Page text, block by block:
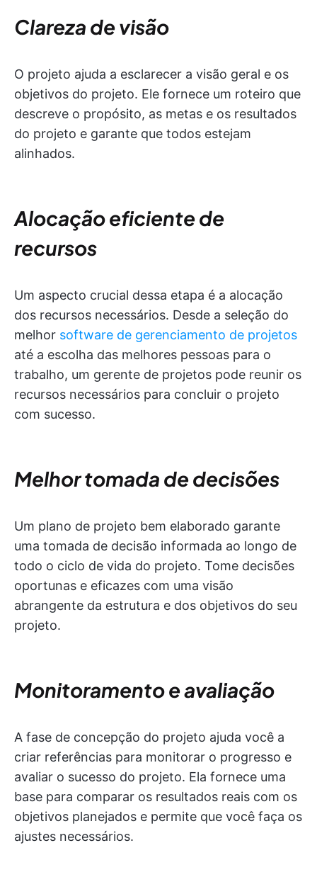
Clareza de visão
O projeto ajuda a esclarecer a visão geral e os
objetivos do projeto. Ele fornece um roteiro que
descreve o propósito, as metas e os resultados
do projeto e garante que todos estejam
alinhados.
Alocação eficiente de
recursos
Um aspecto crucial dessa etapa é a alocação
dos recursos necessários. Desde a seleção do
melhor software de gerenciamento de projetos
até a escolha das melhores pessoas para o
trabalho, um gerente de projetos pode reunir os
recursos necessários para concluir o projeto
com sucesso.
Melhor tomada de decisões
Um plano de projeto bem elaborado garante
uma tomada de decisão informada ao longo de
todo o ciclo de vida do projeto. Tome decisões
oportunas e eficazes com uma visão
abrangente da estrutura e dos objetivos do seu
projeto.
Monitoramento e avaliação
A fase de concepção do projeto ajuda você a
criar referências para monitorar o progresso e
avaliar o sucesso do projeto. Ela fornece uma
base para comparar os resultados reais com os
objetivos planejados e permite que você faça os
ajustes necessários.